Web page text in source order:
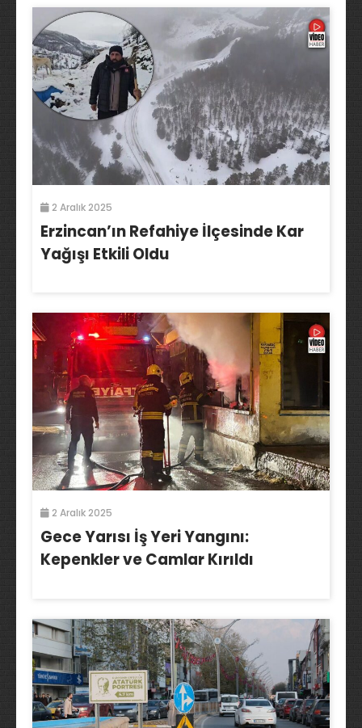
2 Aralık 2025
Erzincan’ın Refahiye İlçesinde Kar
Yağışı Etkili Oldu
2 Aralık 2025
Gece Yarısı İş Yeri Yangını:
Kepenkler ve Camlar Kırıldı